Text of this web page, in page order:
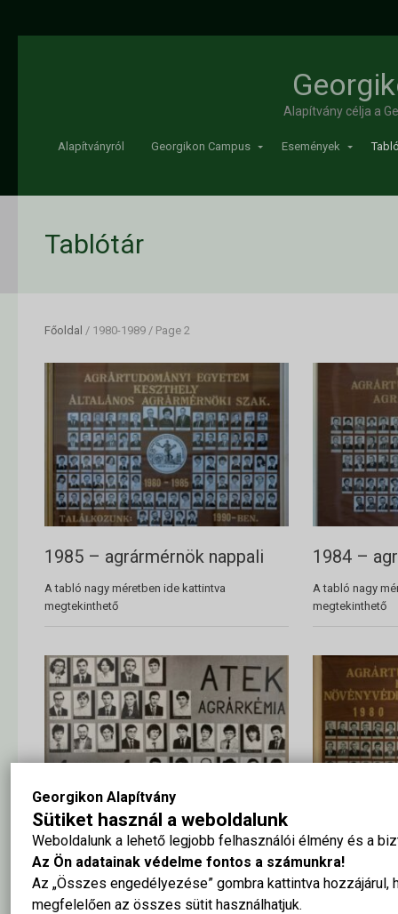
Georgikon Alapítvány
Sütiket használ a weboldalunk
Weboldalunk a lehető legjobb felhasználói élmény és a
Az Ön adatainak védelme fontos a számunkra!
Az „Összes engedélyezése” gombra kattintva hozzájárul,
megfelelően az összes sütit használhatjuk.
Alapítvány célja a
Alapítványról Georgikon Campus Események
Tablótár
Főoldal / 1980-1989 / Page 2
1985 – agrármérnök nappali
A tabló nagy méretben ide kattintva
megtekinthető
1984 –
A tabló nagy
megtekinthető
1983 – agrárkémia
A tabló nagy méretben ide kattintva
megtekinthető
1983 –